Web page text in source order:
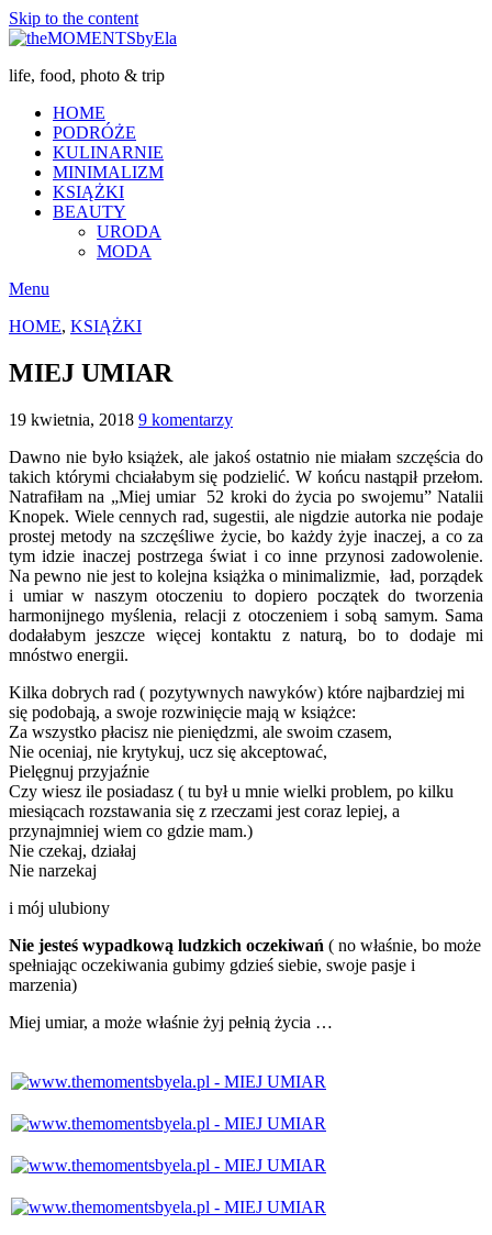
Skip to the content
life, food, photo & trip
HOME
PODRÓŻE
KULINARNIE
MINIMALIZM
KSIĄŻKI
BEAUTY
URODA
MODA
Menu
HOME, KSIĄŻKI
MIEJ UMIAR
19 kwietnia, 2018 9 komentarzy
Dawno nie było książek, ale jakoś ostatnio nie miałam szczęścia do
takich którymi chciałabym się podzielić. W końcu nastąpił przełom.
Natrafiłam na „Miej umiar 52 kroki do życia po swojemu” Natalii
Knopek. Wiele cennych rad, sugestii, ale nigdzie autorka nie podaje
prostej metody na szczęśliwe życie, bo każdy żyje inaczej, a co za
tym idzie inaczej postrzega świat i co inne przynosi zadowolenie.
Na pewno nie jest to kolejna książka o minimalizmie, ład, porządek
i umiar w naszym otoczeniu to dopiero początek do tworzenia
harmonijnego myślenia, relacji z otoczeniem i sobą samym. Sama
dodałabym jeszcze więcej kontaktu z naturą, bo to dodaje mi
mnóstwo energii.
Kilka dobrych rad ( pozytywnych nawyków) które najbardziej mi
się podobają, a swoje rozwinięcie mają w książce:
Za wszystko płacisz nie pieniędzmi, ale swoim czasem,
Nie oceniaj, nie krytykuj, ucz się akceptować,
Pielęgnuj przyjaźnie
Czy wiesz ile posiadasz ( tu był u mnie wielki problem, po kilku
miesiącach rozstawania się z rzeczami jest coraz lepiej, a
przynajmniej wiem co gdzie mam.)
Nie czekaj, działaj
Nie narzekaj
i mój ulubiony
Nie jesteś wypadkową ludzkich oczekiwań ( no właśnie, bo może
spełniając oczekiwania gubimy gdzieś siebie, swoje pasje i
marzenia)
Miej umiar, a może właśnie żyj pełnią życia …